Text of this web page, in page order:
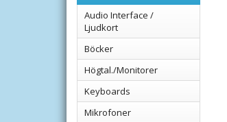
Audio Interface /
Ljudkort
Böcker
Högtal./Monitorer
Keyboards
Mikrofoner